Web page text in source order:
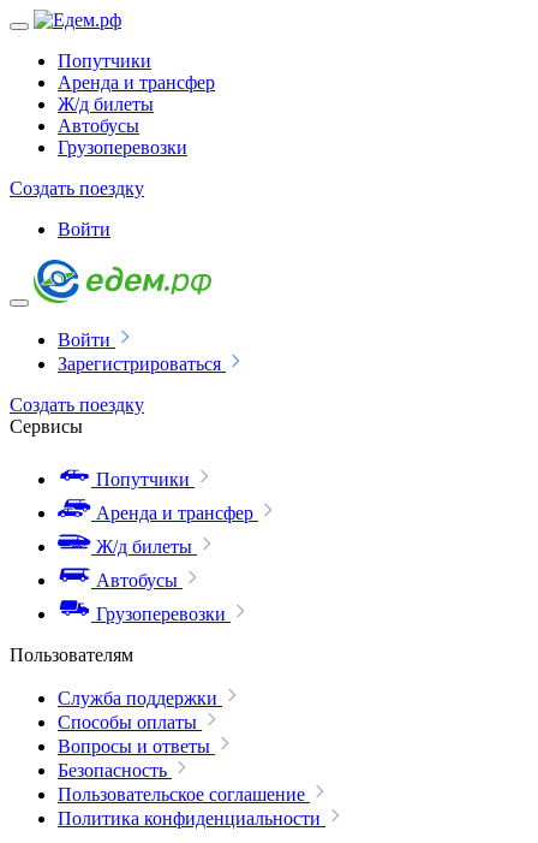
Попутчики
Аренда и трансфер
Ж/д билеты
Автобусы
Грузоперевозки
Создать поездку
Войти
Войти
Зарегистрироваться
Создать поездку
Сервисы
Попутчики
Аренда и трансфер
Ж/д билеты
Автобусы
Грузоперевозки
Пользователям
Служба поддержки
Способы оплаты
Вопросы и ответы
Безопасность
Пользовательское соглашение
Политика конфиденциальности